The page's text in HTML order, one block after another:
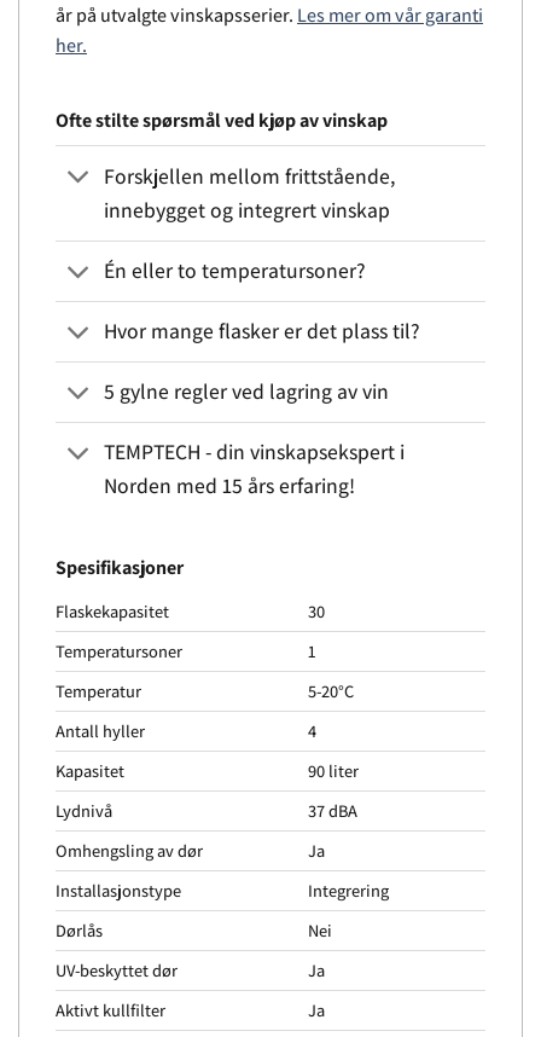
år på utvalgte vinskapsserier. Les mer om vår garanti
her.
Ofte stilte spørsmål ved kjøp av vinskap
Forskjellen mellom frittstående,
innebygget og integrert vinskap
Én eller to temperatursoner?
Hvor mange flasker er det plass til?
5 gylne regler ved lagring av vin
TEMPTECH - din vinskapsekspert i
Norden med 15 års erfaring!
Spesifikasjoner
Flaskekapasitet
30
Temperatursoner
1
Temperatur
5-20°C
Antall hyller
4
Kapasitet
90 liter
Lydnivå
37 dBA
Omhengsling av dør
Ja
Installasjonstype
Integrering
Dørlås
Nei
UV-beskyttet dør
Ja
Aktivt kullfilter
Ja